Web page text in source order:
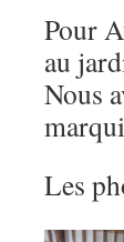
Pour
au
Nous
Les